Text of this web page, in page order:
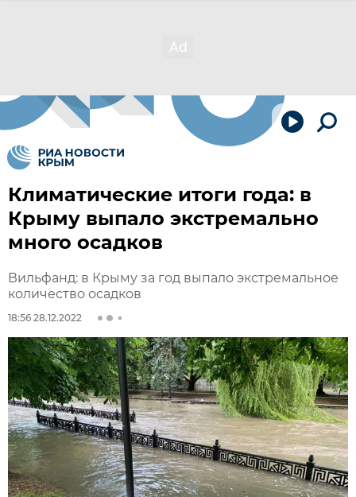
Климатические итоги года: в
Крыму выпало экстремально
много осадков
Вильфанд: в Крыму за год выпало экстремальное
количество осадков
18:56 28.12.2022